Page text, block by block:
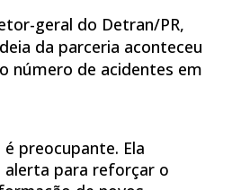
geral do Detran/PR,
da parceria aconteceu
número de acidentes em
é preocupante. Ela
alerta para reforçar o